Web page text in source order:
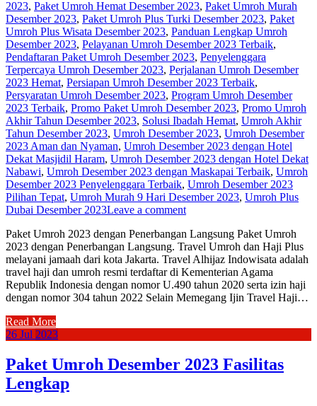
2023, Paket Umroh Hemat Desember 2023, Paket Umroh Murah
Desember 2023, Paket Umroh Plus Turki Desember 2023, Paket
Umroh Plus Wisata Desember 2023, Panduan Lengkap Umroh
Desember 2023, Pelayanan Umroh Desember 2023 Terbaik,
Pendaftaran Paket Umroh Desember 2023, Penyelenggara
Terpercaya Umroh Desember 2023, Perjalanan Umroh Desember
2023 Hemat, Persiapan Umroh Desember 2023 Terbaik,
Persyaratan Umroh Desember 2023, Program Umroh Desember
2023 Terbaik, Promo Paket Umroh Desember 2023, Promo Umroh
Akhir Tahun Desember 2023, Solusi Ibadah Hemat, Umroh Akhir
Tahun Desember 2023, Umroh Desember 2023, Umroh Desember
2023 Aman dan Nyaman, Umroh Desember 2023 dengan Hotel
Dekat Masjidil Haram, Umroh Desember 2023 dengan Hotel Dekat
Nabawi, Umroh Desember 2023 dengan Maskapai Terbaik, Umroh
Desember 2023 Penyelenggara Terbaik, Umroh Desember 2023
Pilihan Tepat, Umroh Murah 9 Hari Desember 2023, Umroh Plus
Dubai Desember 2023Leave a comment
Paket Umroh 2023 dengan Penerbangan Langsung Paket Umroh
2023 dengan Penerbangan Langsung. Travel Umroh dan Haji Plus
melayani jamaah dari kota Jakarta. Travel Alhijaz Indowisata adalah
travel haji dan umroh resmi terdaftar di Kementerian Agama
Republik Indonesia dengan nomor U.490 tahun 2020 serta izin haji
dengan nomor 304 tahun 2022 Selain Memegang Ijin Travel Haji…
Read More
26 Jul 2023
Paket Umroh Desember 2023 Fasilitas
Lengkap